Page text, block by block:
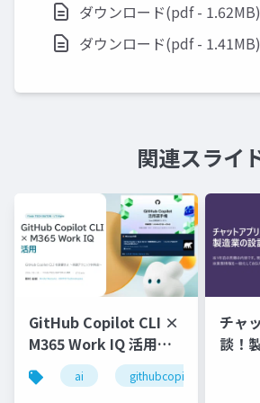
ダウンロード(pdf - 1.62MB)
ダウンロード(pdf - 1.41MB)
関連スライ
GitHub Copilot CLI ×
M365 Work IQ 活用ネ
タ
ai githubcopilot
チャ
談！